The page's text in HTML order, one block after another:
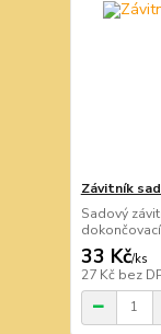
Závitník
Sadový
33 Kč/ks
27 Kč bez